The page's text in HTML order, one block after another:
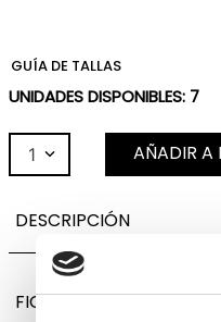
GUÍA DE TALLAS
UNIDADES DISPONIBLES: 7
1 AÑADIR A
DESCRIPCIÓN
FICHA TÉCNICA